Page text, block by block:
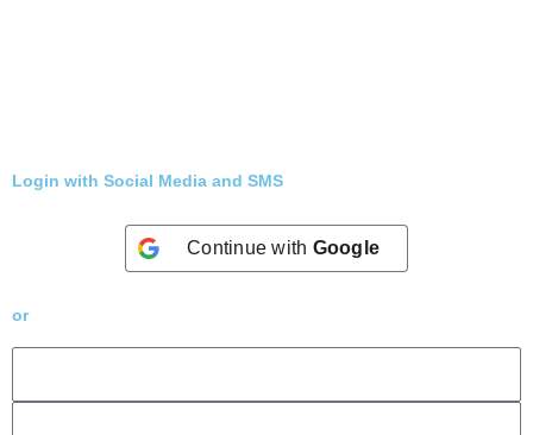
Login with Social Media and SMS
Continue with Google
or